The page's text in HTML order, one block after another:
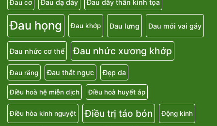
Đau cơ Đau dạ dày Đau dây thần kinh tọa
Đau họng Đau khớp Đau lưng Đau mỏi vai gáy
Đau nhức cơ thể Đau nhức xương khớp
Đau răng Đau thắt ngực Đẹp da
Điều hoà hệ miễn dịch Điều hoà huyết áp
Điều hòa kinh nguyệt Điều trị táo bón Động kinh